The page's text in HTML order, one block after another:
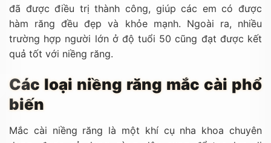
đã được điều trị thành công, giúp các em có được
hàm răng đều đẹp và khỏe mạnh. Ngoài ra, nhiều
trường hợp người lớn ở độ tuổi 50 cũng đạt được kết
quả tốt với niềng răng.
Các loại niềng răng mắc cài phổ
biến
Mắc cài niềng răng là một khí cụ nha khoa chuyên